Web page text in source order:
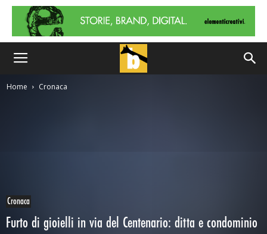
Home Cronaca
Cronaca
Furto di gioielli in via del Centenario: ditta e condominio